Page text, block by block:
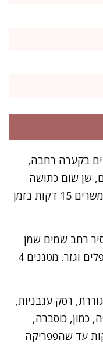
בקערה רחבה,
שן שום כתושה
ומעט מלח. מערבבים בעדינות ומשרים 15 דקות בזמן
רחב שמים שמן
זית, מחממים, מוסיפים שום, פלפלים וגזר. מטגנים 4
רסק עגבניות,
כמון, כוסברה,
ופלפל). מטגנים 2 דקות עד שהפפריקה